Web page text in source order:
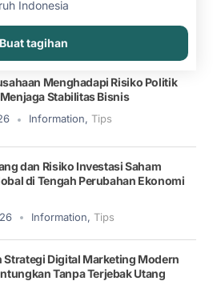
Indonesia
Buat tagihan
Menghadapi Risiko Politik
Stabilitas Bisnis
Information, Tips
dan Risiko Investasi Saham
di Tengah Perubahan Ekonomi
Information, Tips
Strategi Digital Marketing Modern
Tanpa Terjebak Utang